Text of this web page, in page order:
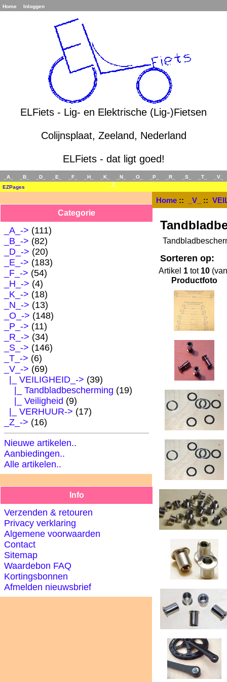
Home Inloggen
ELFiets - Lig- en Elektrische (Lig-)Fietsen
Colijnsplaat, Zeeland, Nederland
ELFiets - dat ligt goed!
_A_ _B_ _D_ _E_ _F_ _H_ _K_ _N_ _O_ _P_ _R_ _S_ _T_
_V_
_Z_
EZPages
Categorie
_A_-> (111)
_B_-> (82)
_D_-> (20)
_E_-> (183)
_F_-> (54)
_H_-> (4)
_K_-> (18)
_N_-> (13)
_O_-> (148)
_P_-> (11)
_R_-> (34)
_S_-> (146)
_T_-> (6)
_V_-> (69)
|_ VEILIGHEID_-> (39)
|_ Tandbladbescherming (19)
|_ Veiligheid (9)
|_ VERHUUR-> (17)
_Z_-> (16)
Nieuwe artikelen..
Aanbiedingen..
Alle artikelen..
Info
Verzenden & retouren
Privacy verklaring
Algemene voorwaarden
Contact
Sitemap
Waardebon FAQ
Kortingsbonnen
Afmelden nieuwsbrief
Home:: _V_ ::
Sorteren op:
Artikel 1tot 10
Productfoto